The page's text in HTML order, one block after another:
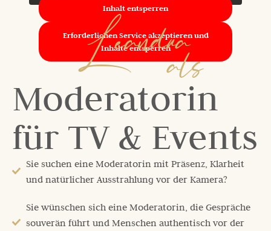
Inhalt entsperren
Erforderlichen Service akzeptieren und
Inhalte entsperren
Leandra
als
Moderatorin
für TV & Events
Sie suchen eine Moderatorin mit Präsenz, Klarheit
und natürlicher Ausstrahlung vor der Kamera?
Sie wünschen sich eine Moderatorin, die Gespräche
souverän führt und Menschen authentisch vor der